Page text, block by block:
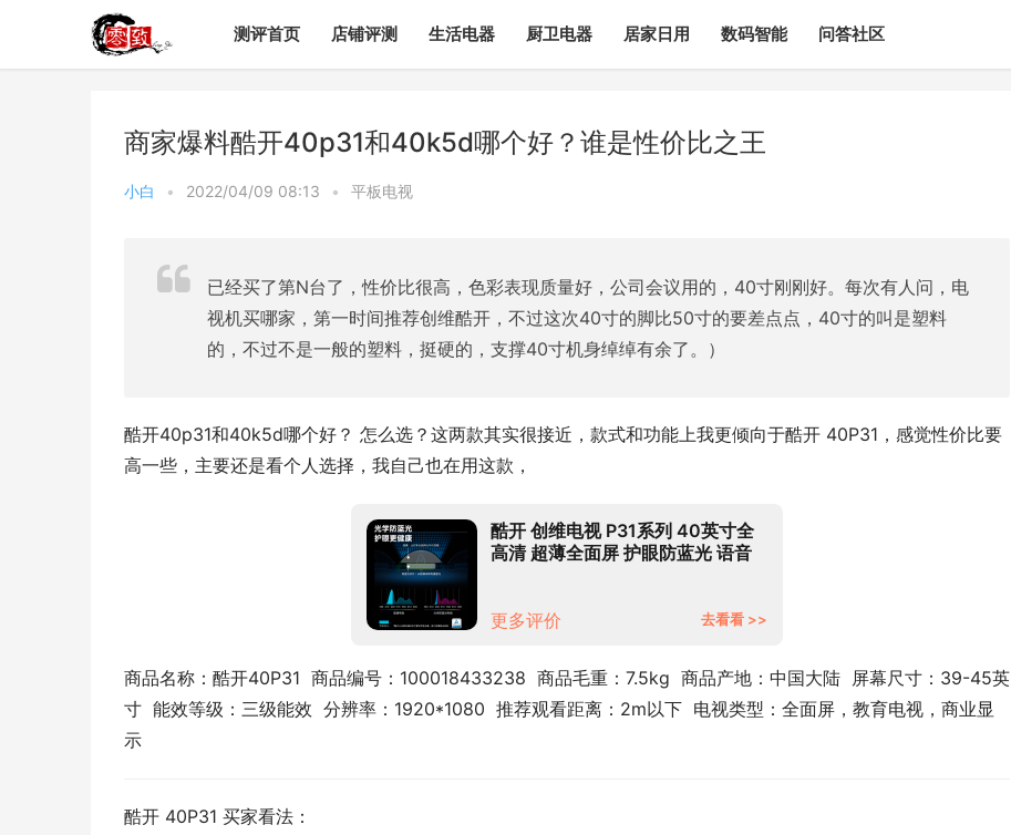
测评首页 店铺评测 生活电器 厨卫电器 居家日用 数码智能 问答社区
商家爆料酷开40p31和40k5d哪个好？谁是性价比之王
小白 • 2022/04/09 08:13 • 平板电视
已经买了第N台了，性价比很高，色彩表现质量好，公司会议用的，40寸刚刚好。每次有人问，电
视机买哪家，第一时间推荐创维酷开，不过这次40寸的脚比50寸的要差点点，40寸的叫是塑料
的，不过不是一般的塑料，挺硬的，支撑40寸机身绰绰有余了。）
酷开40p31和40k5d哪个好？ 怎么选？这两款其实很接近，款式和功能上我更倾向于酷开 40P31，感觉性价比要
高一些，主要还是看个人选择，我自己也在用这款，
酷开 创维电视 P31系列 40英寸全
高清 超薄全面屏 护眼防蓝光 语音
更多评价
去看看 >>
商品名称：酷开40P31  商品编号：100018433238  商品毛重：7.5kg  商品产地：中国大陆  屏幕尺寸：39-45英
寸  能效等级：三级能效  分辨率：1920*1080  推荐观看距离：2m以下  电视类型：全面屏，教育电视，商业显
示
酷开 40P31 买家看法：